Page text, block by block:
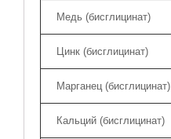
Медь (бисглицинат)
Цинк (бисглицинат)
Марганец (бисглицинат)
Кальций (бисглицинат)